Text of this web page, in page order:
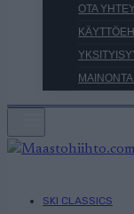
OTA
SKI CLASSICS